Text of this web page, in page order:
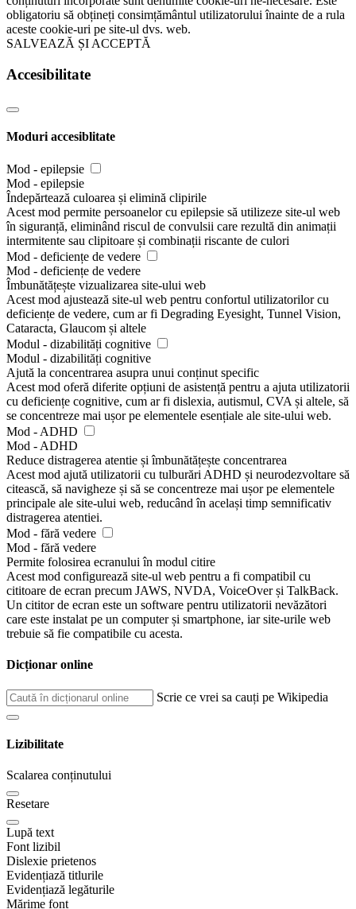
obligatoriu să obțineți consimțământul utilizatorului înainte de a rula
aceste cookie-uri pe site-ul dvs. web.
SALVEAZĂ ȘI ACCEPTĂ
Accesibilitate
Moduri accesiblitate
Mod - epilepsie
Mod - epilepsie
Îndepărtează culoarea și elimină clipirile
Acest mod permite persoanelor cu epilepsie să utilizeze site-ul web
în siguranță, eliminând riscul de convulsii care rezultă din animații
intermitente sau clipitoare și combinații riscante de culori
Mod - deficiențe de vedere
Mod - deficiențe de vedere
Îmbunătățește vizualizarea site-ului web
Acest mod ajustează site-ul web pentru confortul utilizatorilor cu
deficiențe de vedere, cum ar fi Degrading Eyesight, Tunnel Vision,
Cataracta, Glaucom și altele
Modul - dizabilități cognitive
Modul - dizabilități cognitive
Ajută la concentrarea asupra unui conținut specific
Acest mod oferă diferite opțiuni de asistență pentru a ajuta utilizatorii
cu deficiențe cognitive, cum ar fi dislexia, autismul, CVA și altele, să
se concentreze mai ușor pe elementele esențiale ale site-ului web.
Mod - ADHD
Mod - ADHD
Reduce distragerea atentie și îmbunătățește concentrarea
Acest mod ajută utilizatorii cu tulburări ADHD și neurodezvoltare să
citească, să navigheze și să se concentreze mai ușor pe elementele
principale ale site-ului web, reducând în același timp semnificativ
distragerea atentiei.
Mod - fără vedere
Mod - fără vedere
Permite folosirea ecranului în modul citire
Acest mod configurează site-ul web pentru a fi compatibil cu
cititoare de ecran precum JAWS, NVDA, VoiceOver și TalkBack.
Un cititor de ecran este un software pentru utilizatorii nevăzători
care este instalat pe un computer și smartphone, iar site-urile web
trebuie să fie compatibile cu acesta.
Dicționar online
Scrie ce vrei sa cauți pe Wikipedia
Lizibilitate
Scalarea conținutului
Resetare
Lupă text
Font lizibil
Dislexie prietenos
Evidențiază titlurile
Evidențiază legăturile
Mărime font